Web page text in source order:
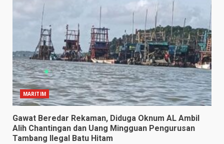
MARITIM
Gawat Beredar Rekaman, Diduga Oknum AL Ambil
Alih Chantingan dan Uang Mingguan Pengurusan
Tambang Ilegal Batu Hitam